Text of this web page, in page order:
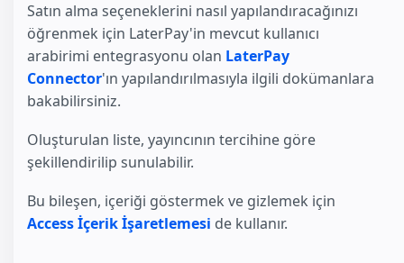
Satın alma seçeneklerini nasıl yapılandıracağınızı
öğrenmek için LaterPay'in mevcut kullanıcı
arabirimi entegrasyonu olan LaterPay
Connector'ın yapılandırılmasıyla ilgili dokümanlara
bakabilirsiniz.
Oluşturulan liste, yayıncının tercihine göre
şekillendirilip sunulabilir.
Bu bileşen, içeriği göstermek ve gizlemek için
Access İçerik İşaretlemesi de kullanır.